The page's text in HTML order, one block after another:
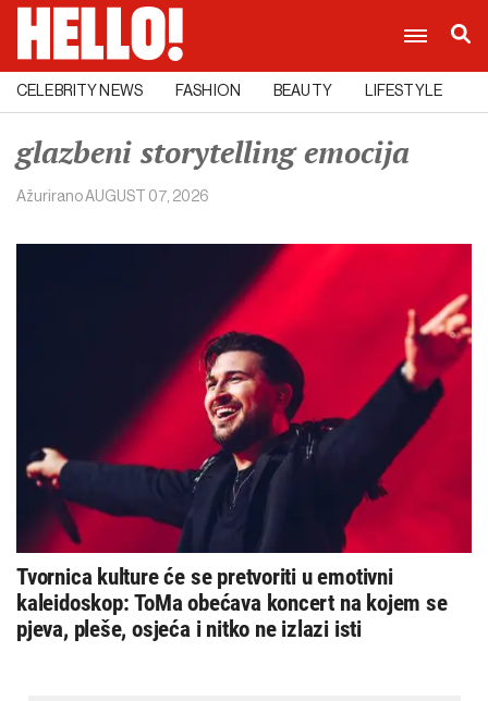
CELEBRITY NEWS FASHION BEAUTY LIFESTYLE
glazbeni storytelling emocija
AžuriranoAUGUST 07, 2026
Tvornica kulture će se pretvoriti u emotivni
kaleidoskop: ToMa obećava koncert na kojem se
pjeva, pleše, osjeća i nitko ne izlazi isti